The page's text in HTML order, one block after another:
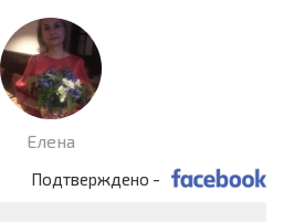
Елена
Подтверждено -